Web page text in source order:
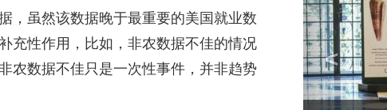
，虽然该数据晚于最重要的美国就业数
充性作用，比如，非农数据不佳的情况
农数据不佳只是一次性事件，并非趋势
<